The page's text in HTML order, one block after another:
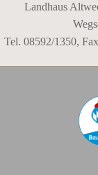
Landhaus
Tel. 08592/1350,